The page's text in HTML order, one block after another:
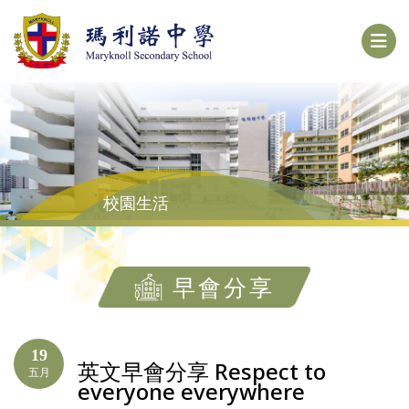
校園生活
早會分享
19
五月 英文早會分享 Respect to
everyone everywhere